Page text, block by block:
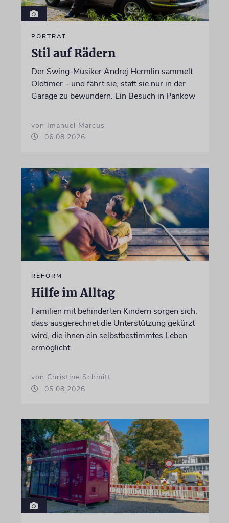
PORTRÄT
Stil auf Rädern
Der Swing-Musiker Andrej Hermlin sammelt
Oldtimer – und fährt sie, statt sie nur in der
Garage zu bewundern. Ein Besuch in Pankow
von Imanuel Marcus
06.08.2026
REFORM
Hilfe im Alltag
Familien mit behinderten Kindern sorgen sich,
dass ausgerechnet die Unterstützung gekürzt
wird, die ihnen ein selbstbestimmtes Leben
ermöglicht
von Christine Schmitt
05.08.2026